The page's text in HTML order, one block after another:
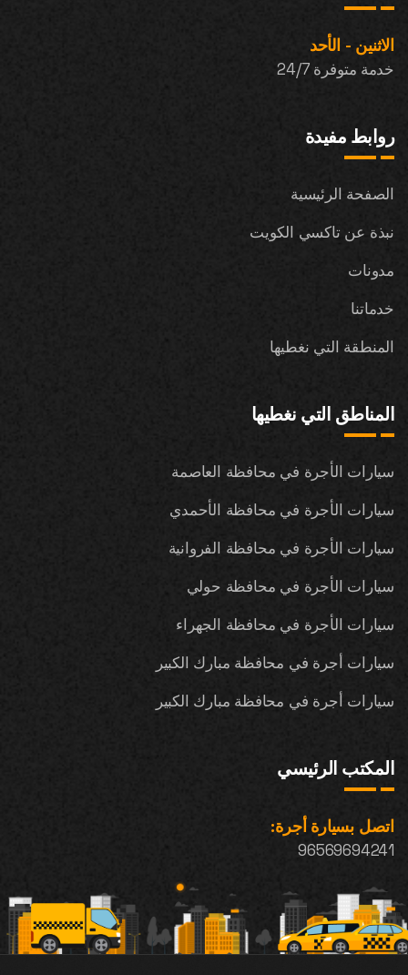
الاثنين - الأحد
خدمة متوفرة 24/7
روابط مفيدة
الصفحة الرئيسية
نبذة عن تاكسي الكويت
مدونات
خدماتنا
المنطقة التي نغطيها
المناطق التي نغطيها
سيارات الأجرة في محافظة العاصمة
سيارات الأجرة في محافظة الأحمدي
سيارات الأجرة في محافظة الفروانية
سيارات الأجرة في محافظة حولي
سيارات الأجرة في محافظة الجهراء
سيارات أجرة في محافظة مبارك الكبير
سيارات أجرة في محافظة مبارك الكبير
المكتب الرئيسي
اتصل بسيارة أجرة:
96569694241